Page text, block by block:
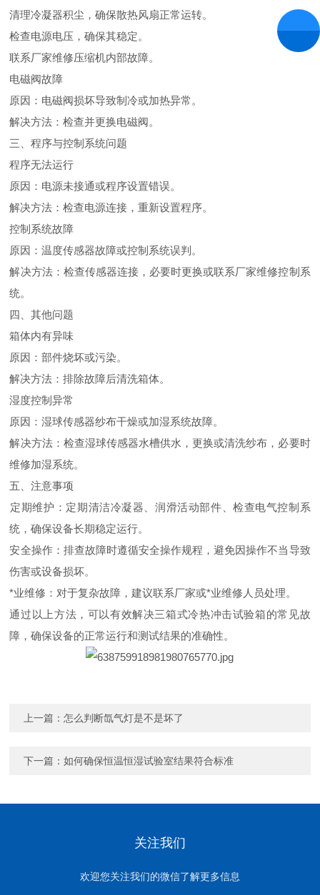
清理冷凝器积尘，确保散热风扇正常运转‌。
检查电源电压，确保其稳定‌。
联系厂家维修压缩机内部故障‌。
‌电磁阀故障‌
‌原因‌：电磁阀损坏导致制冷或加热异常‌。
‌解决方法‌：检查并更换电磁阀‌。
三、程序与控制系统问题
‌程序无法运行‌
‌原因‌：电源未接通或程序设置错误‌。
‌解决方法‌：检查电源连接，重新设置程序‌。
‌控制系统故障‌
‌原因‌：温度传感器故障或控制系统误判‌。
‌解决方法‌：检查传感器连接，必要时更换或联系厂家维修控制系
统‌。
四、其他问题
‌箱体内有异味‌
‌原因‌：部件烧坏或污染‌。
‌解决方法‌：排除故障后清洗箱体‌。
‌湿度控制异常‌
‌原因‌：湿球传感器纱布干燥或加湿系统故障‌。
‌解决方法‌：检查湿球传感器水槽供水，更换或清洗纱布，必要时
维修加湿系统‌。
五、注意事项
‌定期维护‌：定期清洁冷凝器、润滑活动部件、检查电气控制系
统，确保设备长期稳定运行‌。
‌安全操作‌：排查故障时遵循安全操作规程，避免因操作不当导致
伤害或设备损坏‌。
‌*业维修‌：对于复杂故障，建议联系厂家或*业维修人员处理‌。
通过以上方法，可以有效解决三箱式冷热冲击试验箱的常见故
障，确保设备的正常运行和测试结果的准确性‌。
上一篇：怎么判断氙气灯是不是坏了
下一篇：如何确保恒温恒湿试验室结果符合标准
关注我们
欢迎您关注我们的微信了解更多信息